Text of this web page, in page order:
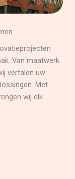
Van maatwerk
vertalen uw
Met
wij elk